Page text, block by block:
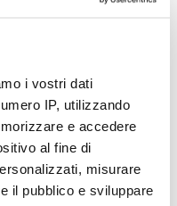
i vostri dati
IP, utilizzando
e accedere
al fine di
misurare
il pubblico e sviluppare
De Villaine